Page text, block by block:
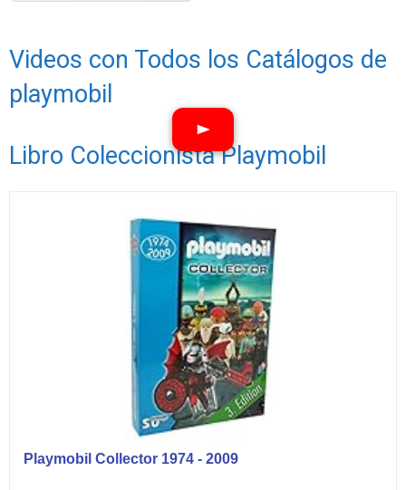
Videos con Todos los Catálogos de
playmobil
Libro Coleccionista Playmobil
Playmobil Collector 1974 - 2009